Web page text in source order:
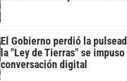
El Gobierno perdió la
la "Ley de Tierras" se
conversación digital